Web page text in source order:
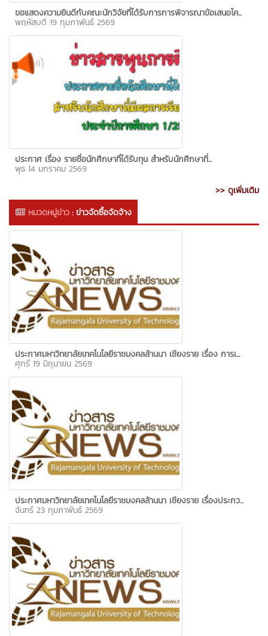
ขอแสดงความยินดีกับคณะนักวิจัยที่ได้รับการการพิจารณาข้อเสนอโค...
พฤหัสบดี 19 กุมภาพันธ์ 2569
ประกาศ เรื่อง รายชื่อนักศึกษาที่ได้รับทุน สำหรับนักศึกษาที่...
พุธ 14 มกราคม 2569
>> ดูเพิ่มเติม
หมวดหมู่ข่าว:ข่าวจัดซื้อจัดจ้าง
ประกาศมหาวิทยาลัยเทคโนโลยีราชมงคลล้านนา เชียงราย เรื่อง การเ...
ศุกร์ 19 มิถุนายน 2569
ประกาศมหาวิทยาลัยเทคโนโลยีราชมงคลล้านนา เชียงราย เรื่องประกว...
จันทร์ 23 กุมภาพันธ์ 2569